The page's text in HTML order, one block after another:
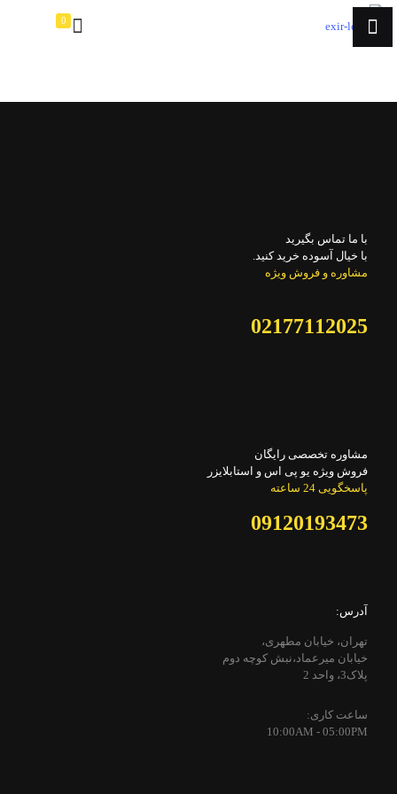
0
با ما تماس بگیرید
با خیال آسوده خرید کنید.
مشاوره و فروش ویژه
02177112025
مشاوره تخصصی رایگان
فروش ویژه یو پی اس و استابلایزر
پاسخگویی 24 ساعته
09120193473
آدرس:
تهران، خیابان مطهری،
خیابان میرعماد،نبش کوچه دوم
پلاک3، واحد 2
ساعت کاری:
10:00AM - 05:00PM